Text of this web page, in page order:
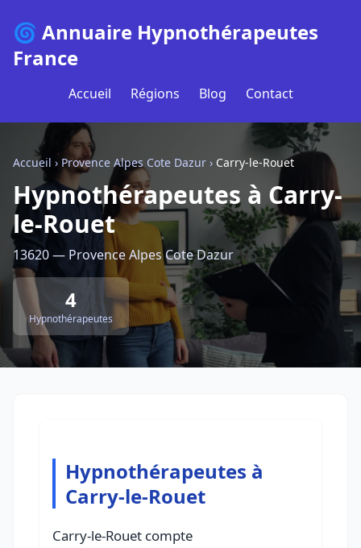
🌀 Annuaire Hypnothérapeutes
France
Accueil Régions Blog Contact
Accueil › Provence Alpes Cote Dazur › Carry-le-Rouet
Hypnothérapeutes à Carry-
le-Rouet
13620 — Provence Alpes Cote Dazur
4
Hypnothérapeutes
Hypnothérapeutes à
Carry-le-Rouet
Carry-le-Rouet compte